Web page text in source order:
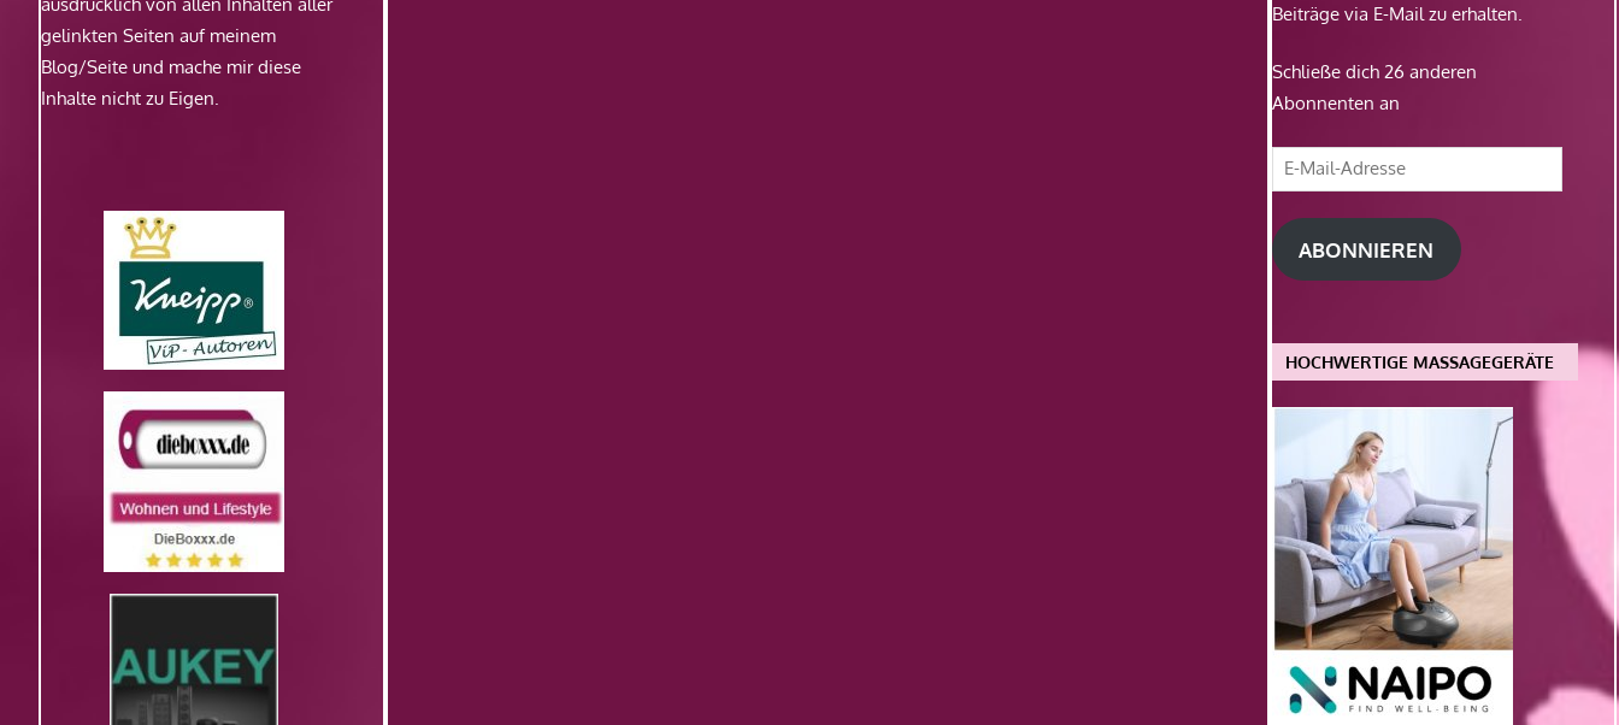
gelinkten Seiten auf meinem
Blog/Seite und mache mir diese
Inhalte nicht zu Eigen.
Beiträge via E-Mail zu erhalten.
Schließe dich 26 anderen
Abonnenten an
E-
Mail-
Adresse
ABONNIEREN
HOCHWERTIGE MASSAGEGERÄTE